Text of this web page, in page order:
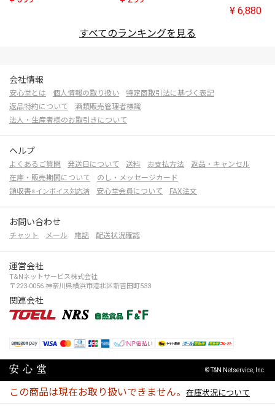
この商品は現在お取り扱いできません。 在庫状況について
¥ 6,880
すべてのランキングを見る
会社情報
安心堂とは 個人情報の取り扱い
特定商取引法に基づく表記
返品特約について
酒類販売管理者標識
法人・生産者様のお取引きについて
ヘルプ
よくあるご質問 発送日について 送料 お支払方法
返品・キャンセル
在庫・販売期間について
のし・メッセージカード
領収書※インボイス対応済 安心堂会員について FAX注文
お問い合わせ
チャット メール 電話 配送状況確認
運営会社
T&Nネットサービス株式会社
〒223-0056 神奈川県横浜市港北区新吉田町533
関連会社
© T&N Netservice, Inc.